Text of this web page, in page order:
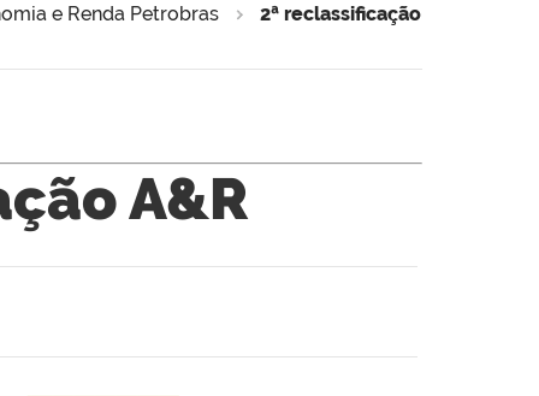
e Renda Petrobras 2ª reclassificação
A&R